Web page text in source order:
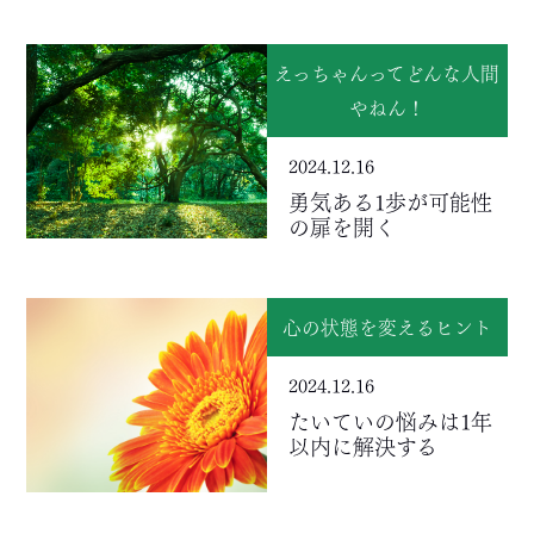
えっちゃんってどんな人間
やねん！
2024.12.16
勇気ある1歩が可能性
の扉を開く
心の状態を変えるヒント
2024.12.16
たいていの悩みは1年
以内に解決する